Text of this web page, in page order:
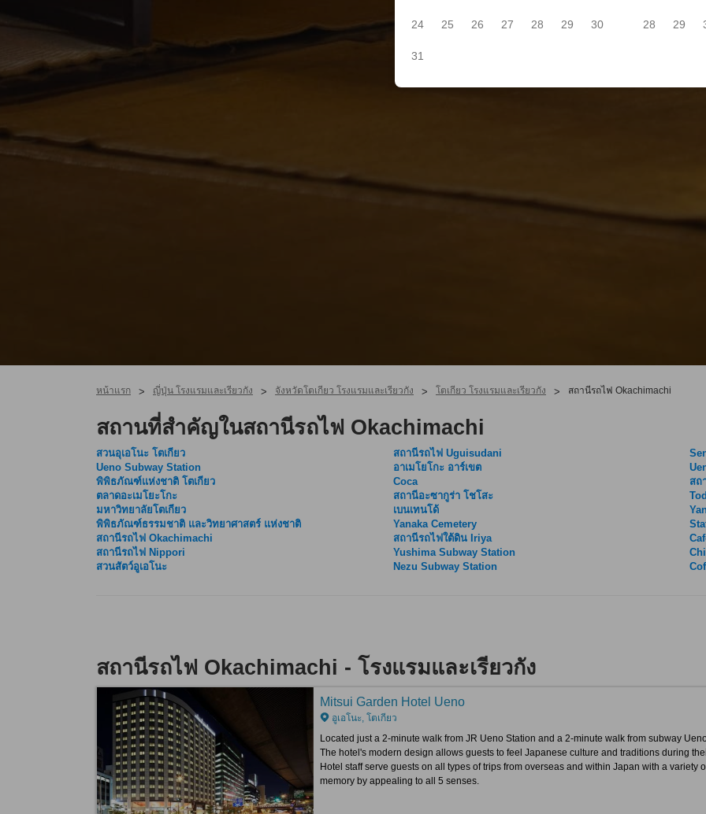
24 25 26 27 28 29 30
31
28 29
หน้าแรก > ญี่ปุ่น โรงแรมและเรียวกัง > จังหวัดโตเกียว โรงแรมและเรียวกัง > โตเกียว โรงแรมและเรียวกัง > สถานีรถไฟ Okachimachi
สถานที่สำคัญในสถานีรถไฟ Okachimachi
สวนอุเอโนะ โตเกียว
Ueno Subway Station
พิพิธภัณฑ์แห่งชาติ โตเกียว
ตลาดอะเมโยะโกะ
มหาวิทยาลัยโตเกียว
พิพิธภัณฑ์ธรรมชาติ และวิทยาศาสตร์ แห่งชาติ
สถานีรถไฟ Okachimachi
สถานีรถไฟ Nippori
สวนสัตว์อูเอโนะ
สถานีรถไฟ Uguisudani
อาเมโยโกะ อาร์เขต
Coca
สถานีอะซากูร่า โชโสะ
เบนเทนโด้
Yanaka Cemetery
สถานีรถไฟใต้ดิน Iriya
Yushima Subway Station
Nezu Subway Station
สถ
สถานีรถไฟ Okachimachi - โรงแรมและเรียวกัง
Mitsui Garden Hotel Ueno
อูเอโนะ, โตเกียว
Located just a 2-minute walk from JR Ueno Station and a 2-minute walk from subway
The hotel's modern design allows guests to feel Japanese culture and traditions during
Hotel staff serve guests on all types of trips from overseas and within Japan with a variety
memory by appealing to all 5 senses.